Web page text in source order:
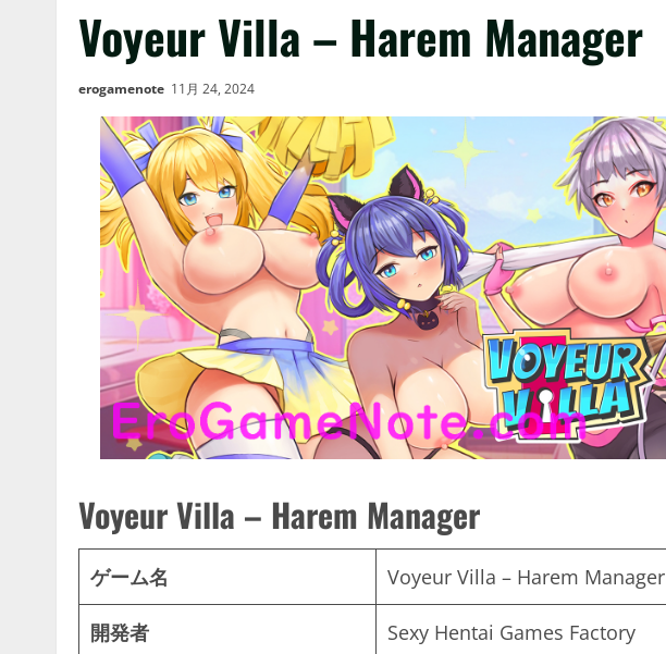
Voyeur Villa – Harem Manager
erogamenote 11月 24, 2024
Voyeur Villa – Harem Manager
ゲーム名 Voyeur Villa – Harem Manager
開発者 Sexy Hentai Games Factory